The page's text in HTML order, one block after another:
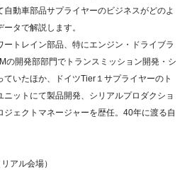
動車部品サプライヤーのビジネスがどのよ
タで解説します。
トレイン部品、特にエンジン・ドライブラ
の開発部部門でトランスミッション開発・シ
いたほか、ドイツTier１サプライヤーのト
ットにて製品開発、シリアルプロダクショ
ェクトマネージャーを歴任。40年に渡る自
アル会場）